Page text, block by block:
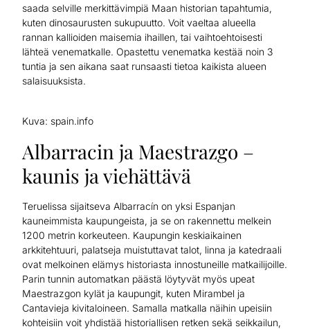
saada selville merkittävimpiä Maan historian tapahtumia,
kuten dinosaurusten sukupuutto. Voit vaeltaa alueella
rannan kallioiden maisemia ihaillen, tai vaihtoehtoisesti
lähteä venematkalle. Opastettu venematka kestää noin 3
tuntia ja sen aikana saat runsaasti tietoa kaikista alueen
salaisuuksista.
Kuva: spain.info
Albarracin ja Maestrazgo –
kaunis ja viehättävä
Teruelissa sijaitseva Albarracín on yksi Espanjan
kauneimmista kaupungeista, ja se on rakennettu melkein
1200 metrin korkeuteen. Kaupungin keskiaikainen
arkkitehtuuri, palatseja muistuttavat talot, linna ja katedraali
ovat melkoinen elämys historiasta innostuneille matkailijoille.
Parin tunnin automatkan päästä löytyvät myös upeat
Maestrazgon kylät ja kaupungit, kuten Mirambel ja
Cantavieja kivitaloineen. Samalla matkalla näihin upeisiin
kohteisiin voit yhdistää historiallisen retken sekä seikkailun,